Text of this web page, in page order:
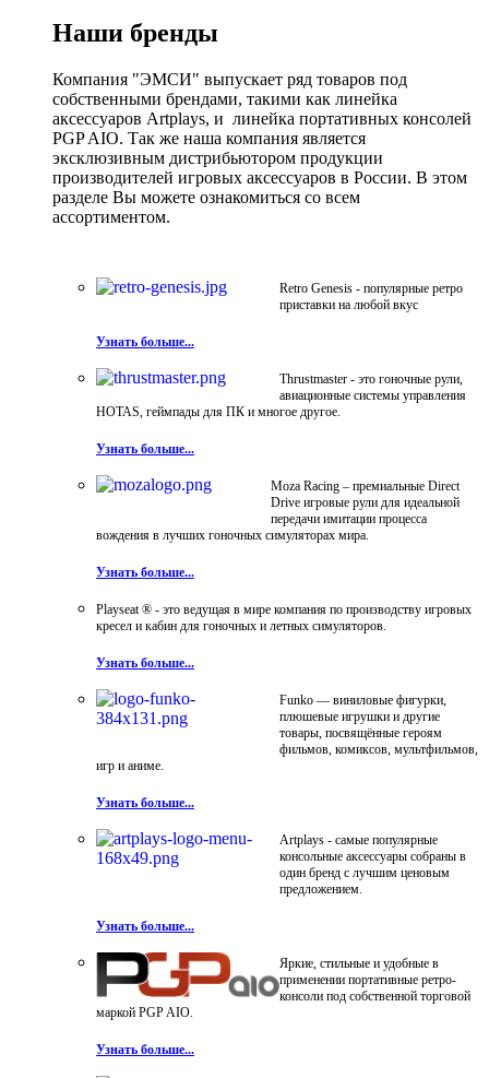
Наши бренды
Компания "ЭМСИ" выпускает ряд товаров под
собственными брендами, такими как линейка
аксессуаров Artplays, и линейка портативных консолей
PGP AIO. Так же наша компания является
эксклюзивным дистрибьютором продукции
производителей игровых аксессуаров в России. В этом
разделе Вы можете ознакомиться со всем
ассортиментом.
Retro Genesis - популярные ретро
приставки на любой вкус
Узнать больше...
Thrustmaster - это гоночные рули,
авиационные системы управления
HOTAS, геймпады для ПК и многое другое.
Узнать больше...
Moza Racing – премиальные Direct
Drive игровые рули для идеальной
передачи имитации процесса
вождения в лучших гоночных симуляторах мира.
Узнать больше...
Playseat ® - это ведущая в мире компания по производству игровых
кресел и кабин для гоночных и летных симуляторов.
Узнать больше...
Funko — виниловые фигурки,
плюшевые игрушки и другие
товары, посвящённые героям
фильмов, комиксов, мультфильмов,
игр и аниме.
Узнать больше...
Artplays - самые популярные
консольные аксессуары собраны в
один бренд с лучшим ценовым
предложением.
Узнать больше...
Яркие, стильные и удобные в
применении портативные ретро-
консоли под собственной торговой
маркой PGP AIO.
Узнать больше...